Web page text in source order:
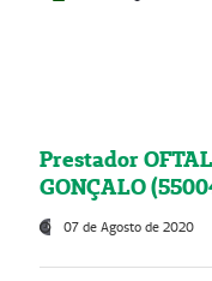
Prestador
GONÇALO
07 de Agosto de 2020